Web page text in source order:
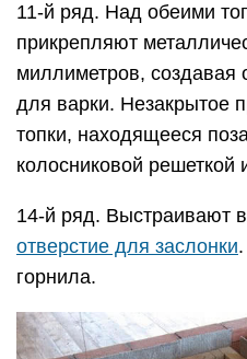
11-й ряд. Над обеими
прикрепляют
миллиметров, создавая
для варки. Незакрытое
топки, находящееся
колосниковой решеткой
14-й ряд. Выстраивают
отверстие для заслонки
горнила.